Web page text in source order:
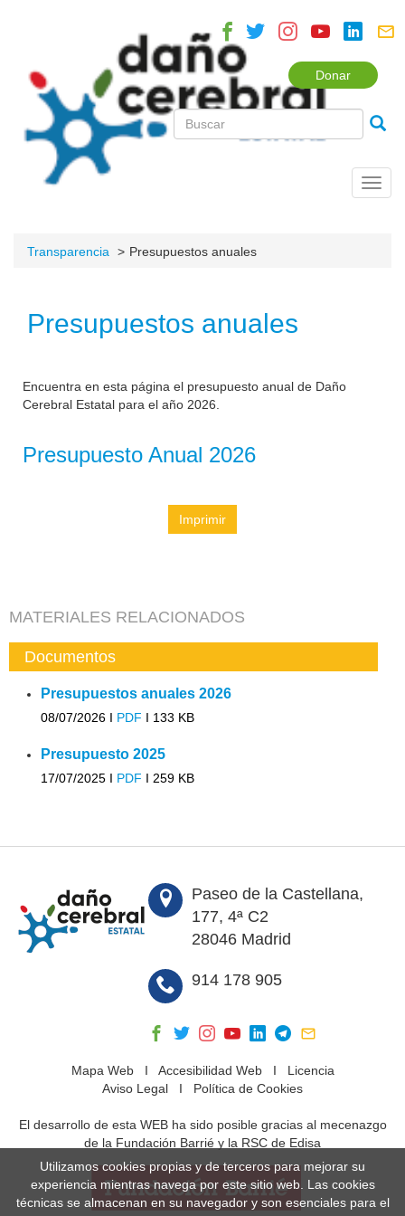
Donar
Transparencia Presupuestos anuales
Presupuestos anuales
Encuentra en esta página el presupuesto anual de Daño
Cerebral Estatal para el año 2026.
Presupuesto Anual 2026
Imprimir
MATERIALES RELACIONADOS
Documentos
Presupuestos anuales 2026
08/07/2026 I PDF I 133 KB
Presupuesto 2025
17/07/2025 I PDF I 259 KB
Paseo de la Castellana,
177, 4ª C2
28046 Madrid
914 178 905
Mapa WebI Accesibilidad WebI Licencia
Aviso Legal I Política de Cookies
El desarrollo de esta WEB ha sido posible gracias al mecenazgo
de la Fundación Barrié y la RSC de Edisa
Utilizamos cookies propias y de terceros para mejorar su
experiencia mientras navega por este sitio web. Las cookies
técnicas se almacenan en su navegador y son esenciales para el